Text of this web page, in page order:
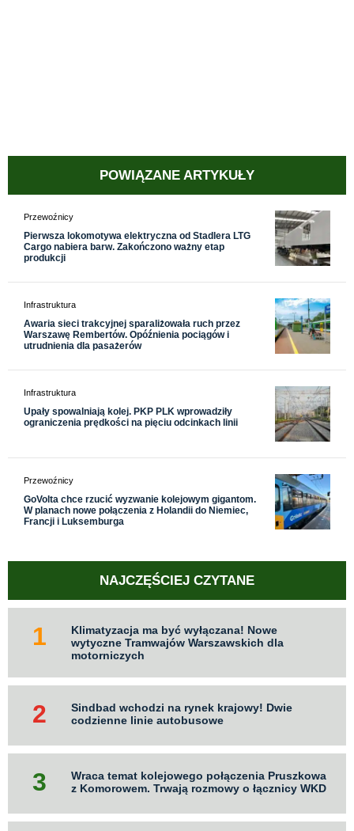
POWIĄZANE ARTYKUŁY
Przewoźnicy
Pierwsza lokomotywa elektryczna od Stadlera LTG
Cargo nabiera barw. Zakończono ważny etap
produkcji
Infrastruktura
Awaria sieci trakcyjnej sparaliżowała ruch przez
Warszawę Rembertów. Opóźnienia pociągów i
utrudnienia dla pasażerów
Infrastruktura
Upały spowalniają kolej. PKP PLK wprowadziły
ograniczenia prędkości na pięciu odcinkach linii
Przewoźnicy
GoVolta chce rzucić wyzwanie kolejowym gigantom.
W planach nowe połączenia z Holandii do Niemiec,
Francji i Luksemburga
NAJCZĘŚCIEJ CZYTANE
Klimatyzacja ma być wyłączana! Nowe
wytyczne Tramwajów Warszawskich dla
motorniczych
Sindbad wchodzi na rynek krajowy! Dwie
codzienne linie autobusowe
Wraca temat kolejowego połączenia Pruszkowa
z Komorowem. Trwają rozmowy o łącznicy WKD